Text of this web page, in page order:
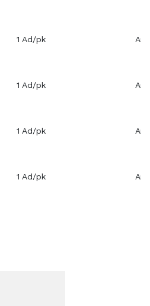
1 Ad/pk
1 Ad/pk
1 Ad/pk
1 Ad/pk